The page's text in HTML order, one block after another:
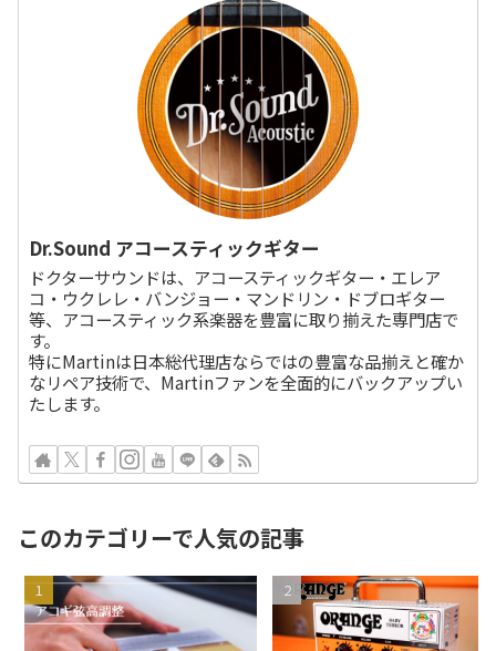
Dr.Sound アコースティックギター
ドクターサウンドは、アコースティックギター・エレア
コ・ウクレレ・バンジョー・マンドリン・ドブロギター
等、アコースティック系楽器を豊富に取り揃えた専門店で
す。
特にMartinは日本総代理店ならではの豊富な品揃えと確か
なリペア技術で、Martinファンを全面的にバックアップい
たします。
このカテゴリーで人気の記事